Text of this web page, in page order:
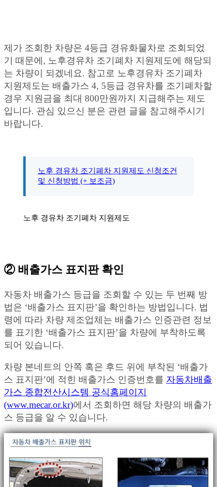
제가 조회한 차량은 4등급 경유화물차로 조회되었
기 때문에, 노후경유차 조기폐차 지원제도에 해당되
는 차량이 되겠네요. 참고로 노후경유차 조기폐차
지원제도는 배출가스 4, 5등급 경유차를 조기폐차할
경우 지원금을 최대 800만원까지 지급해주는 제도
입니다. 관심 있으신 분은 관련 글을 참고해주시기
바랍니다.
노후 경유차 조기폐차 지원제도 신청조건
및 신청방법 (+ 보조금)
노후 경유차 조기폐차 지원제도
② 배출가스 표지판 확인
자동차 배출가스 등급을 조회할 수 있는 두 번째 방
법은 ‘배출가스 표지판’을 확인하는 방법입니다. 법
령에 따라 차량 제조업체는 배출가스 인증관련 정보
를 표기한 ‘배출가스 표지판’을 차량에 부착하도록
되어 있습니다.
차량 본네트의 안쪽 혹은 후드 위에 부착된 ‘배출가
스 표지판’에 적힌 배출가스 인증번호를 자동차배출
가스 종합전산시스템 공식홈페이지
(www.mecar.or.kr)에서 조회하면 해당 차량의 배출가
스 등급을 알 수 있습니다.